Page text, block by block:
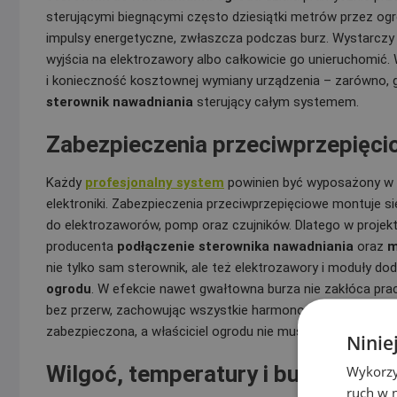
sterującymi biegnącymi często dziesiątki metrów przez
impulsy energetyczne, zwłaszcza podczas burz.
wyjścia na elektrozawory albo całkowicie go
i konieczność kosztownej wymiany urządzenia – zarówno,
sterownik nawadniania sterujący całym systemem.
Zabezpieczenia
Każdy profesjonalny system powinien być wyposażony
elektroniki. Zabezpieczenia przeciwprzepięciowe montuje
do elektrozaworów, pomp oraz czujników. Dlatego w
producenta podłączenie sterownika nawadniania oraz
nie tylko sam sterownik, ale też elektrozawory i moduły
ogrodu. W efekcie nawet gwałtowna burza nie zakłóca
bez przerw, zachowując wszystkie harmonogramy i
zabezpieczona, a właściciel ogrodu nie musi obawiać się
Wilgoć, temperatury i burze –
ruch w